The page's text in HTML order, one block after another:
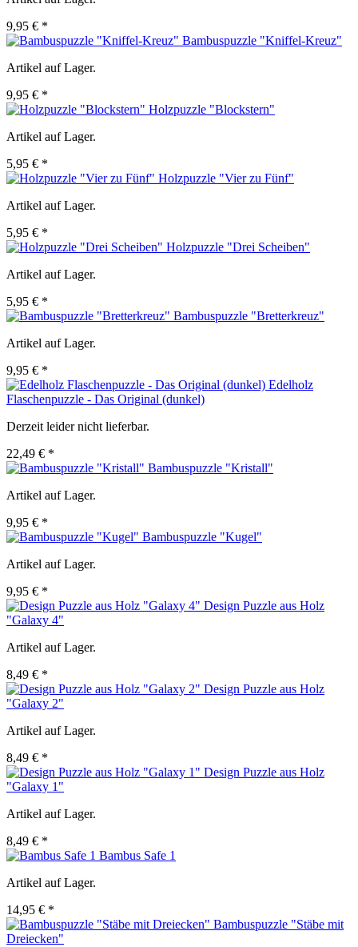
9,95 € *
Bambuspuzzle "Kniffel-Kreuz"
Artikel auf Lager.
9,95 € *
Holzpuzzle "Blockstern"
Artikel auf Lager.
5,95 € *
Holzpuzzle "Vier zu Fünf"
Artikel auf Lager.
5,95 € *
Holzpuzzle "Drei Scheiben"
Artikel auf Lager.
5,95 € *
Bambuspuzzle "Bretterkreuz"
Artikel auf Lager.
9,95 € *
Edelholz
Flaschenpuzzle - Das Original (dunkel)
Derzeit leider nicht lieferbar.
22,49 € *
Bambuspuzzle "Kristall"
Artikel auf Lager.
9,95 € *
Bambuspuzzle "Kugel"
Artikel auf Lager.
9,95 € *
Design Puzzle aus Holz
"Galaxy 4"
Artikel auf Lager.
8,49 € *
Design Puzzle aus Holz
"Galaxy 2"
Artikel auf Lager.
8,49 € *
Design Puzzle aus Holz
"Galaxy 1"
Artikel auf Lager.
8,49 € *
Bambus Safe 1
Artikel auf Lager.
14,95 € *
Bambuspuzzle "Stäbe mit
Dreiecken"